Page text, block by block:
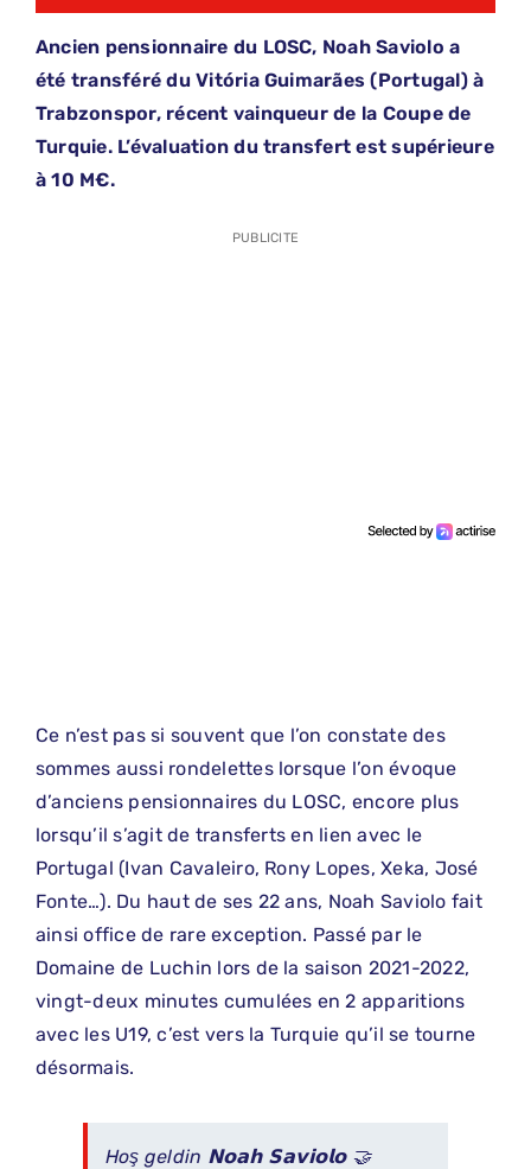
Ancien pensionnaire du LOSC, Noah Saviolo a
été transféré du Vitória Guimarães (Portugal) à
Trabzonspor, récent vainqueur de la Coupe de
Turquie. L’évaluation du transfert est supérieure
à 10 M€.
PUBLICITE
Ce n’est pas si souvent que l’on constate des
sommes aussi rondelettes lorsque l’on évoque
d’anciens pensionnaires du LOSC, encore plus
lorsqu’il s’agit de transferts en lien avec le
Portugal (Ivan Cavaleiro, Rony Lopes, Xeka, José
Fonte…). Du haut de ses 22 ans, Noah Saviolo fait
ainsi office de rare exception. Passé par le
Domaine de Luchin lors de la saison 2021-2022,
vingt-deux minutes cumulées en 2 apparitions
avec les U19, c’est vers la Turquie qu’il se tourne
désormais.
Hoş geldin 𝗡𝗼𝗮𝗵 𝗦𝗮𝘃𝗶𝗼𝗹𝗼 🤝